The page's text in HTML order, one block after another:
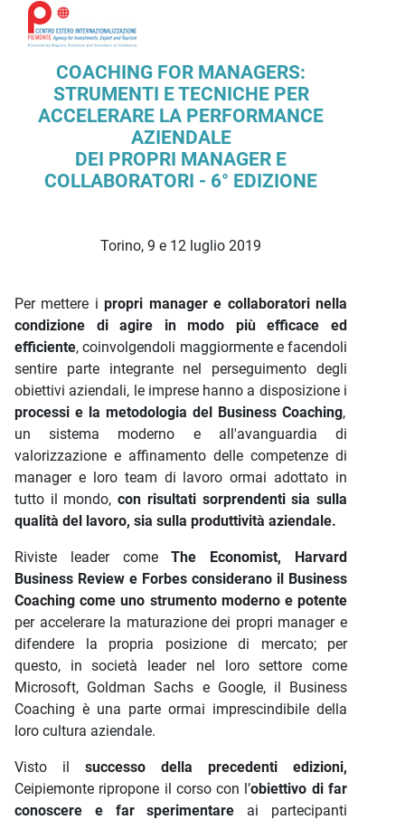
Descrizione iniziativa
COACHING FOR MANAGERS:
STRUMENTI E TECNICHE PER
ACCELERARE LA PERFORMANCE
AZIENDALE
DEI PROPRI MANAGER E
COLLABORATORI - 6° EDIZIONE
Torino, 9 e 12 luglio 2019
Per mettere ipropri manager e collaboratori nella
condizione di agire in modo più efficace ed
efficiente, coinvolgendoli maggiormente e facendoli
sentire parte integrante nel perseguimento degli
obiettivi aziendali, le imprese hanno a disposizione i
processi e la metodologia del Business Coaching,
un sistema moderno e all'avanguardia di
valorizzazione e affinamento delle competenze di
manager e loro team di lavoro ormai adottato in
tutto il mondo,con risultati sorprendenti sia sulla
qualità del lavoro, sia sulla produttività aziendale.
Riviste leader comeThe Economist, Harvard
Business Review e Forbes considerano il Business
Coaching come uno strumento moderno e potente
per accelerare la maturazione dei propri manager e
difendere la propria posizione di mercato; per
questo, in società leader nel loro settore come
Microsoft, Goldman Sachs e Google, il Business
Coaching è una parte ormai imprescindibile della
loro cultura aziendale.
Visto il successo della precedenti edizioni,
Ceipiemonte ripropone il corso con l’obiettivo di far
conoscere e far sperimentare ai partecipanti